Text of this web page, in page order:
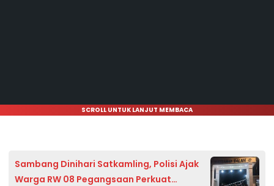
SCROLL UNTUK LANJUT MEMBACA
Sambang Dinihari Satkamling, Polisi Ajak
Warga RW 08 Pegangsaan Perkuat